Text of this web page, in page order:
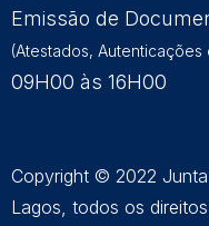
Emissão de
(Atestados,
09H00 às 16H00
Copyright © 2022
Lagos, todos os